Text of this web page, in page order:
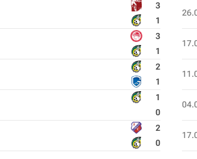
3
1
3
1
2
1
1
0
2
0